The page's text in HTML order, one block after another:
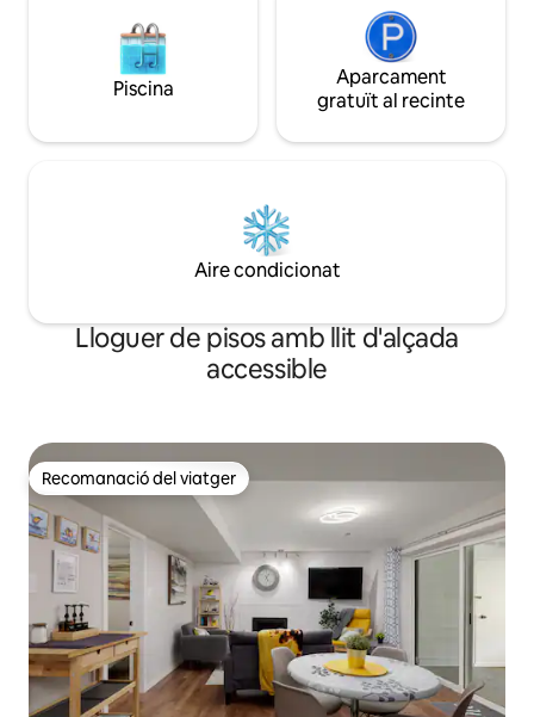
Piscina
Aparcament
gratuït al recinte
Aire condicionat
Lloguer de pisos amb llit d'alçada
accessible
Recomanació del viatger
Recomanació del viatger